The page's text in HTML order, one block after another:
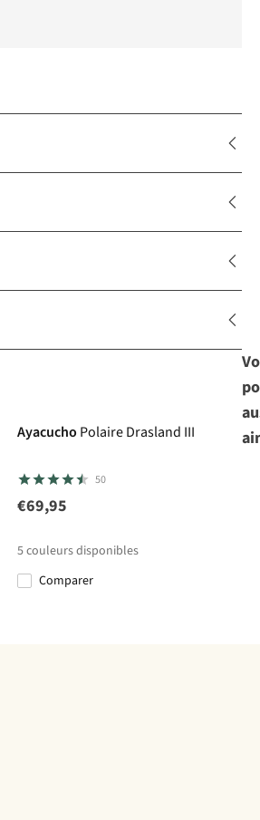
Ayacucho Polaire Drasland III
50
€69,95
5couleurs disponibles
%
Comparer